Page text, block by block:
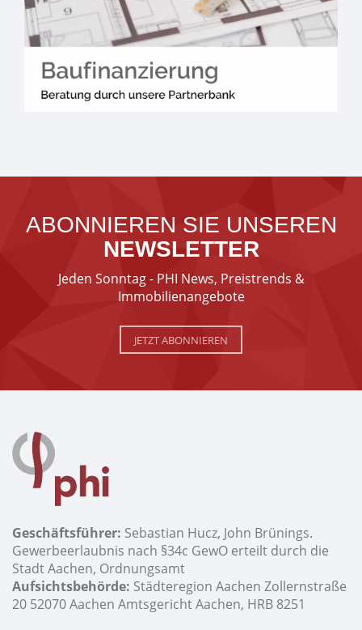
ABONNIEREN SIE UNSEREN
NEWSLETTER
Jeden Sonntag - PHI News, Preistrends &
Immobilienangebote
JETZT ABONNIEREN
Geschäftsführer: Sebastian Hucz, John Brünings.
Gewerbeerlaubnis nach §34c GewO erteilt durch die
Stadt Aachen, Ordnungsamt
Aufsichtsbehörde: Städteregion Aachen Zollernstraße
20 52070 Aachen Amtsgericht Aachen, HRB 8251